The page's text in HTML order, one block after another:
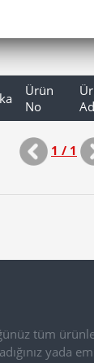
Ürün
No
1 / 1
tüm
yada